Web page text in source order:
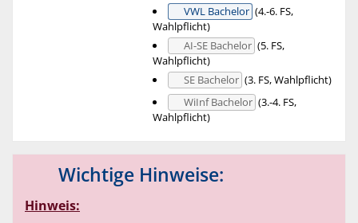
VWL Bachelor (4.-6. FS,
Wahlpflicht)
AI-SE Bachelor (5. FS,
Wahlpflicht)
SE Bachelor (3. FS, Wahlpflicht)
WiInf Bachelor (3.-4. FS,
Wahlpflicht)
Wichtige Hinweise:
Hinweis: